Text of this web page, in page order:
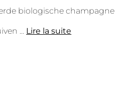
biologische champagne
Lire la suite